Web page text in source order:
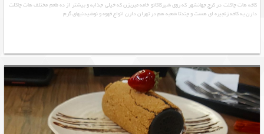
کافه هات چاکلت در کرج جهانشهر که روی شیرکاکائو خامه میریزن که خیلی جذابه و بیشتر از ده طعم مختلف هات چاکلت
دارن یه کافه زنجیره ای هست و چندتا شعبه هم در تهران دارن انواع قهوه و نوشيدنيهاي گرم